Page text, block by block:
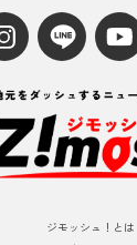
ジモッシュ！とは